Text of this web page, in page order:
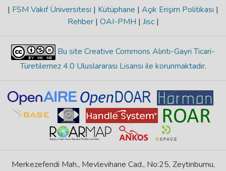
| FSM Vakıf Üniversitesi | Kütüphane | Açık Erişim Politikası |
Rehber | OAI-PMH | Jisc |
Bu site Creative Commons Alıntı-Gayri Ticari-
Türetilemez 4.0 Uluslararası Lisansı ile korunmaktadır.
Merkezefendi Mah., Mevlevihane Cad., No:25, Zeytinburnu,